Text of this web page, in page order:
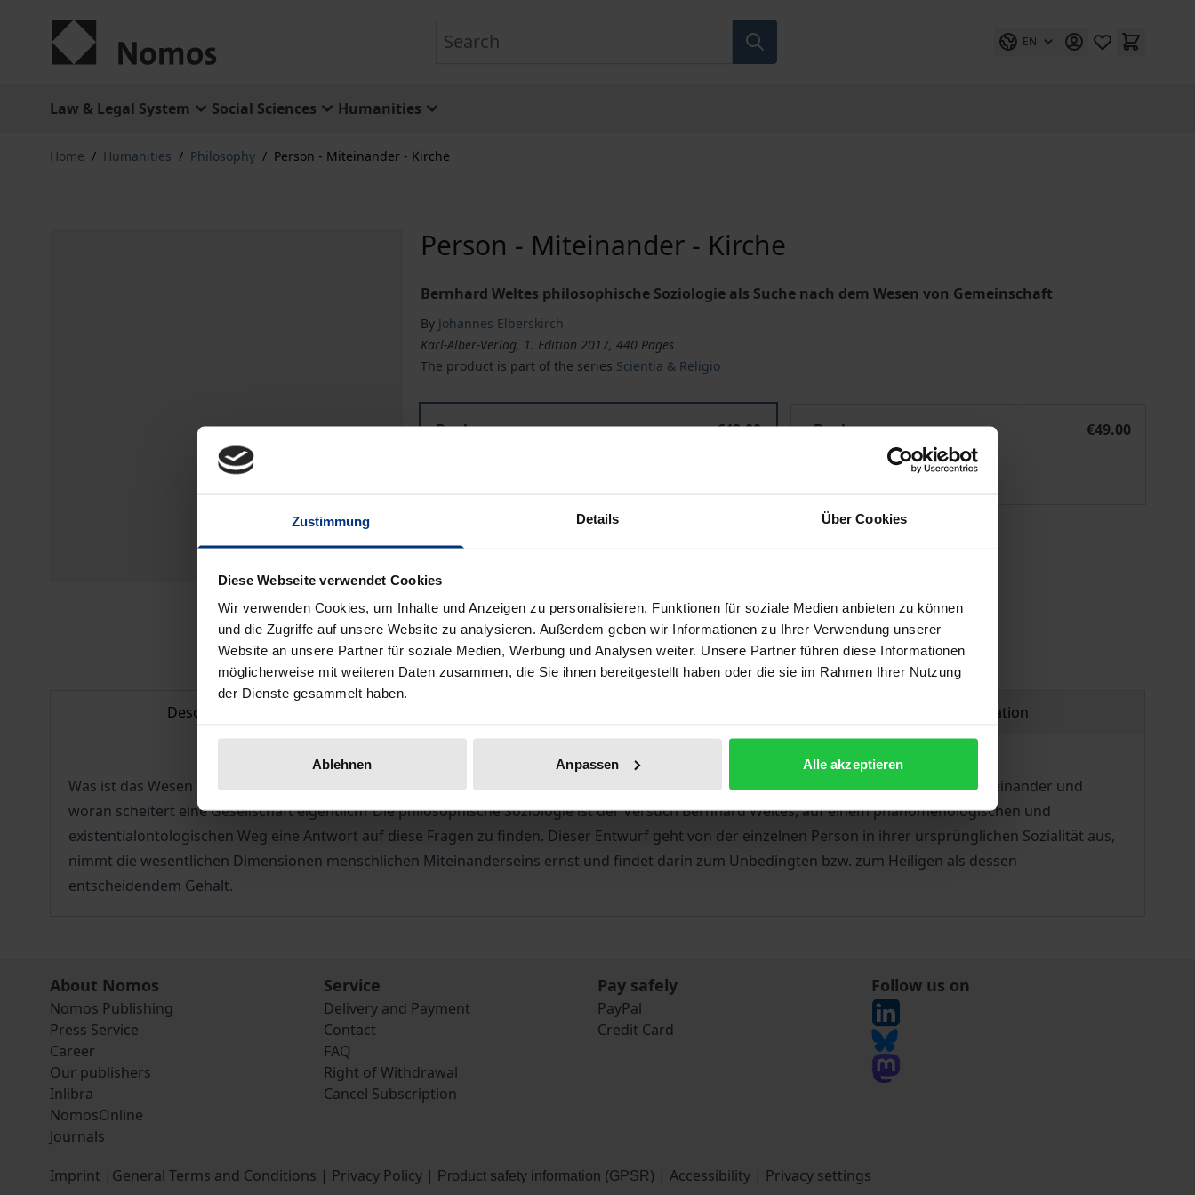
Zustimmung Details Über Cookies
Diese Webseite verwendet Cookies
Wir verwenden Cookies, um Inhalte und Anzeigen zu personalisieren, Funktionen für soziale Medien anbieten zu können
und die Zugriffe auf unsere Website zu analysieren. Außerdem geben wir Informationen zu Ihrer Verwendung unserer
Website an unsere Partner für soziale Medien, Werbung und Analysen weiter. Unsere Partner führen diese Informationen
möglicherweise mit weiteren Daten zusammen, die Sie ihnen bereitgestellt haben oder die sie im Rahmen Ihrer Nutzung
der Dienste gesammelt haben.
Ablehnen Anpassen Alle akzeptieren
EN
Law & Legal System Social Sciences Humanities
Home / Humanities / Philosophy / Person - Miteinander - Kirche
Person - Miteinander - Kirche
Bernhard Weltes philosophische Soziologie als Suche nach dem Wesen von Gemeinschaft
By Johannes Elberskirch
Karl-Alber-Verlag, 1. Edition 2017, 440 Pages
The product is part of the series Scientia & Religio
Book
€49.00
eBook
€49.00
ISBN 978-3-495-81337-9
Prices include VAT. Depending on the delivery address, VAT may vary at checkout.
Delivery cost notice
Description Product safety information
Was ist das Wesen und der Ursprung von Gemeinschaft, wie verhalten sich die Freiheit des Einzelnen und die Einheit des Miteinanders zueinander und
woran scheitert eine Gesellschaft eigentlich? Die philosophische Soziologie ist der Versuch Bernhard Weltes, auf einem phänomenologischen und
existentialontologischen Weg eine Antwort auf diese Fragen zu finden. Dieser Entwurf geht von der einzelnen Person in ihrer ursprünglichen Sozialität aus,
nimmt die wesentlichen Dimensionen menschlichen Miteinanderseins ernst und findet darin zum Unbedingten bzw. zum Heiligen als dessen
entscheidendem Gehalt.
About Nomos
Nomos Publishing
Press Service
Career
Our publishers
Inlibra
NomosOnline
Journals
Service
Delivery and Payment
Contact
FAQ
Right of Withdrawal
Cancel Subscription
Pay safely
PayPal
Credit Card
Follow us on
Imprint | General Terms and Conditions | Privacy Policy | Product safety information (GPSR) | Accessibility | Privacy settings